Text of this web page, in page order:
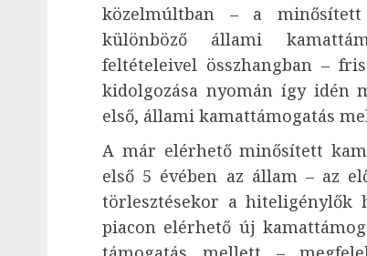
közelmúltban – a
különböző állami
feltételeivel összhangban –
kidolgozása nyomán így idén
első, állami kamattámogatás
A már elérhető minősített
első 5 évében az állam – az
törlesztésekor a hiteligénylők
piacon elérhető új